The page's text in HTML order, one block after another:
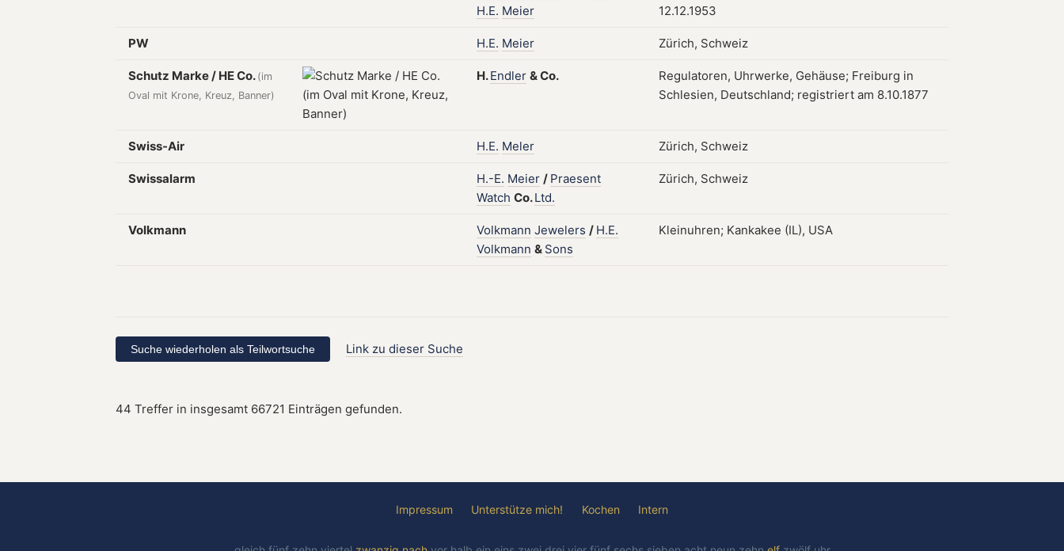
H.E. Meier
12.12.1953
PW H.E. Meier Zürich, Schweiz
Schutz Marke / HE Co. (im
Oval mit Krone, Kreuz, Banner)
H.Endler &Co.
Regulatoren, Uhrwerke, Gehäuse; Freiburg in
Schlesien, Deutschland; registriert am 8.10.1877
Swiss-Air H.E. Meler Zürich, Schweiz
Swissalarm H.-E. Meier / Praesent
Watch Co.Ltd.
Zürich, Schweiz
Volkmann Volkmann Jewelers / H.E.
Volkmann & Sons
Kleinuhren; Kankakee (IL), USA
Link zu dieser Suche
44 Treffer in insgesamt 66721 Einträgen gefunden.
Impressum Unterstütze mich! Kochen Intern